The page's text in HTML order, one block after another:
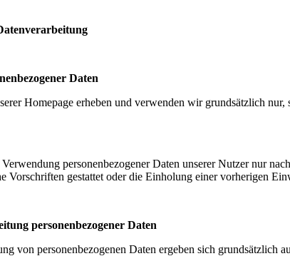
Daten
Homepage erheben und verwenden wir grundsätzlich
personenbezogener Daten unserer Nutzer nur
Vorschriften gestattet oder die Einholung einer vorherigen
personenbezogener Daten
von personenbezogenen Daten ergeben sich grundsätzlich